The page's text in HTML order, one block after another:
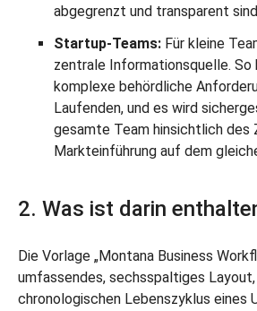
abgegrenzt und transparent
Startup-Teams: Für kleine
zentrale Informationsquelle. So
komplexe behördliche
Laufenden, und es wird
gesamte Team hinsichtlich des
Markteinführung auf dem
2. Was ist darin
Die Vorlage „Montana Business
umfassendes, sechsspaltiges
chronologischen Lebenszyklus eines